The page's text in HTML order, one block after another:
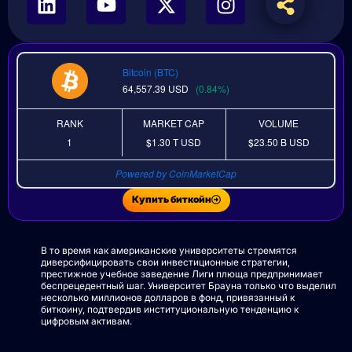
Bitcoin (BTC)
64,557.39 USD (0.84%)
RANK
1
MARKET CAP
$1.30 TUSD
VOLUME
$23.50 B USD
Powered by CoinMarketCap
Купить биткойн
В то время как американские университеты стремятся
диверсифицировать свои инвестиционные стратегии,
престижное учебное заведение Лиги плюща предпринимает
беспрецедентный шаг. Университет Брауна только что выделил
несколько миллионов долларов в фонд, привязанный к
биткоину, подтвердив институциональную тенденцию к
цифровым активам.